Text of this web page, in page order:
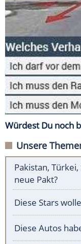
Würdest Du noch
Unsere
Pakistan,
neue Pakt?
Diese Stars
Diese Autos